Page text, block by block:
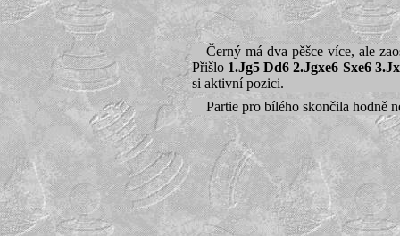
Černý má dva pěšce více, ale
Přišlo 1.Jg5 Dd6 2.Jgxe6 Sxe6
si aktivní pozici.
Partie pro bílého skončila hodně